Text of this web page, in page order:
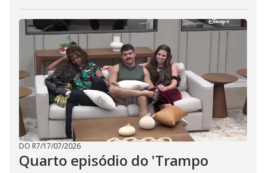
DO R7/17/07/2026
Quarto episódio do 'Trampo